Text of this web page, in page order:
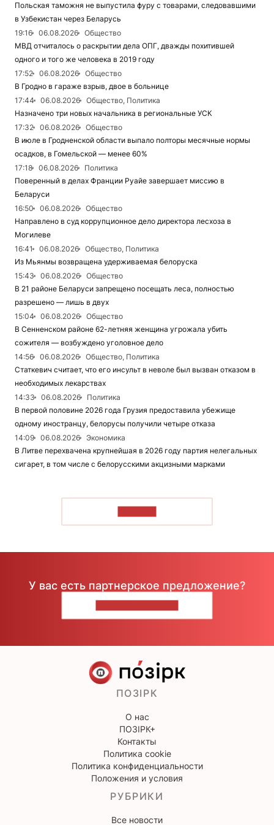
Польская таможня не выпустила фуру с товарами, следовавшими
в Узбекистан через Беларусь
19:16
06.08.2026
Общество
МВД отчиталось о раскрытии дела ОПГ, дважды похитившей
одного и того же человека в 2019 году
17:52
06.08.2026
Общество
В Гродно в гараже взрыв, двое в больнице
17:44
06.08.2026
Общество, Политика
Назначено три новых начальника в региональные УСК
17:32
06.08.2026
Общество
В июле в Гродненской области выпало полторы месячные нормы
осадков, в Гомельской — менее 60%
17:18
06.08.2026
Политика
Поверенный в делах Франции Руайе завершает миссию в
Беларуси
16:50
06.08.2026
Общество
Направлено в суд коррупционное дело директора лесхоза в
Могилеве
16:41
06.08.2026
Общество, Политика
Из Мьянмы возвращена удерживаемая белоруска
15:43
06.08.2026
Общество
В 21 районе Беларуси запрещено посещать леса, полностью
разрешено — лишь в двух
15:04
06.08.2026
Общество
В Сенненском районе 62-летняя женщина угрожала убить
сожителя — возбуждено уголовное дело
14:56
06.08.2026
Общество, Политика
Статкевич считает, что его инсульт в неволе был вызван отказом в
необходимых лекарствах
14:33
06.08.2026
Политика
В первой половине 2026 года Грузия предоставила убежище
одному иностранцу, белорусы получили четыре отказа
14:09
06.08.2026
Экономика
В Литве перехвачена крупнейшая в 2026 году партия нелегальных
сигарет, в том числе с белорусскими акцизными марками
У вас есть партнерское предложение?
ПОЗІРК
О нас
ПОЗІРК+
Контакты
Политика cookie
Политика конфиденциальности
Положения и условия
РУБРИКИ
Все новости